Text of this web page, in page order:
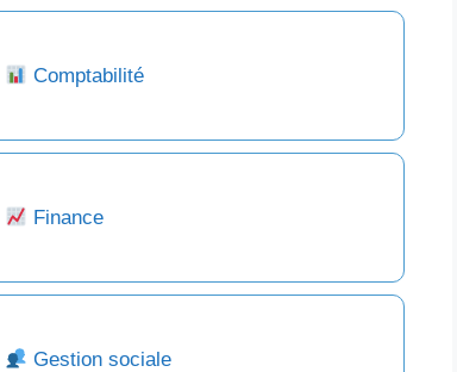
Comptabilité
Finance
Gestion sociale